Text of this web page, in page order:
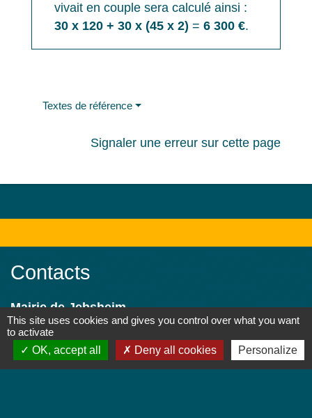
vivait en couple sera calculé ainsi :
30 x 120 + 30 x (45 x 2) = 6 300 €.
Textes de référence
Signaler une erreur sur cette page
Contacts
Mairie de Jebsheim
1 place Saint Martin
68320 Jebsheim - FRANCE
+33 3 89 71 61 40
This site uses cookies and gives you control over what you want
to activate
OK, accept all
Deny all cookies Personalize